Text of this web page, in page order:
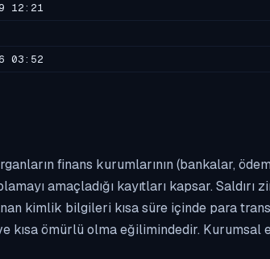
12:21
03:52
finans kurumlarının (bankalar,
amaçladığı kayıtları kapsar.
kimlik bilgileri kısa süre içinde para
kısa ömürlü olma eğilimindedir.